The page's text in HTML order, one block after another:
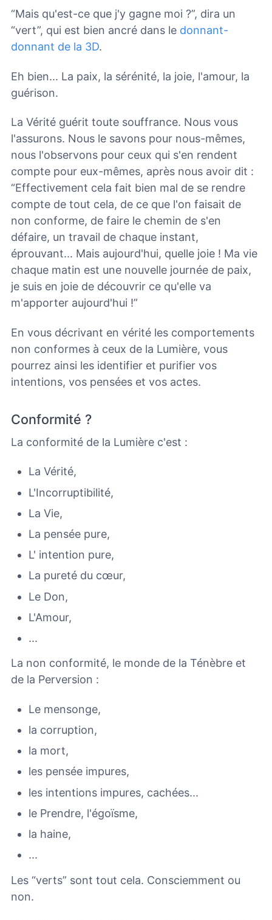
“Mais qu'est-ce que j'y gagne moi ?”, dira un
“vert”, qui est bien ancré dans le donnant-
donnant de la 3D.
Eh bien... La paix, la sérénité, la joie, l'amour, la
guérison.
La Vérité guérit toute souffrance. Nous vous
l'assurons. Nous le savons pour nous-mêmes,
nous l'observons pour ceux qui s'en rendent
compte pour eux-mêmes, après nous avoir dit :
“Effectivement cela fait bien mal de se rendre
compte de tout cela, de ce que l'on faisait de
non conforme, de faire le chemin de s'en
défaire, un travail de chaque instant,
éprouvant... Mais aujourd'hui, quelle joie ! Ma vie
chaque matin est une nouvelle journée de paix,
je suis en joie de découvrir ce qu'elle va
m'apporter aujourd'hui !”
En vous décrivant en vérité les comportements
non conformes à ceux de la Lumière, vous
pourrez ainsi les identifier et purifier vos
intentions, vos pensées et vos actes.
Conformité ?
La conformité de la Lumière c'est :
La Vérité,
L'Incorruptibilité,
La Vie,
La pensée pure,
L' intention pure,
La pureté du cœur,
Le Don,
L'Amour,
...
La non conformité, le monde de la Ténèbre et
de la Perversion :
Le mensonge,
la corruption,
la mort,
les pensée impures,
les intentions impures, cachées...
le Prendre, l'égoïsme,
la haine,
...
Les “verts” sont tout cela. Consciemment ou
non.